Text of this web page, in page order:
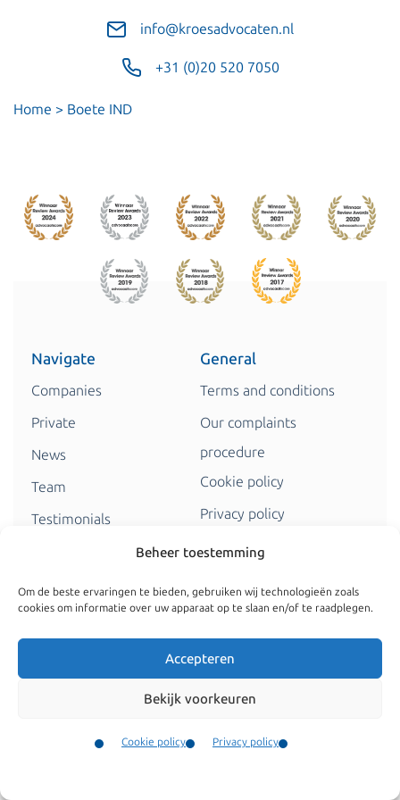
Beheer toestemming
Om de beste ervaringen te bieden, gebruiken wij technologieën zoals
cookies om informatie over uw apparaat op te slaan en/of te raadplegen.
Accepteren
Bekijk voorkeuren
Cookie policy Privacy policy
info@kroesadvocaten.nl
+31 (0)20 520 7050
Home > Boete IND
Navigate
Companies
Private
News
Team
Testimonials
General
Terms and conditions
Our complaints
procedure
Cookie policy
Privacy policy
Vacancies
De Ruijterkade 112, 1011 AB Amsterdam
View in Google Maps
info@kroesadvocaten.nl